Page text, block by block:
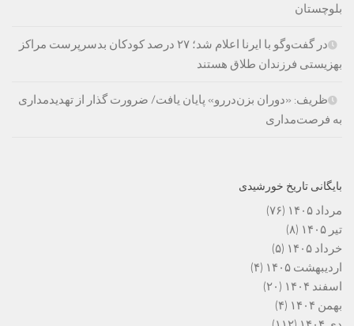
بلوچستان
در گفت‌وگو با ایرنا اعلام شد؛ ۲۷ درصد کودکان بدسرپرست مراکز
بهزیستی فرزندان طلاق هستند
ظریف: «دوران بزن‌دررو» پایان یافت/ ضرورت گذار از تهدیدمداری
به فرصت‌مداری
بایگانی تاریخ خورشیدی
مرداد ۱۴۰۵
(۷۶)
تیر ۱۴۰۵
(۸)
خرداد ۱۴۰۵
(۵)
اردیبهشت ۱۴۰۵
(۴)
اسفند ۱۴۰۴
(۲۰)
بهمن ۱۴۰۴
(۴)